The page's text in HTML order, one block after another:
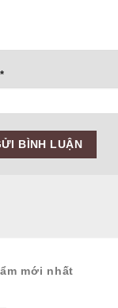
*
mới nhất